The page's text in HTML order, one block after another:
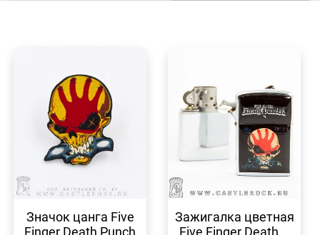
ПРОСМОТР
Значок цанга Five
Finger Death Punch
Зажигалка цветная
Five Finger Death...